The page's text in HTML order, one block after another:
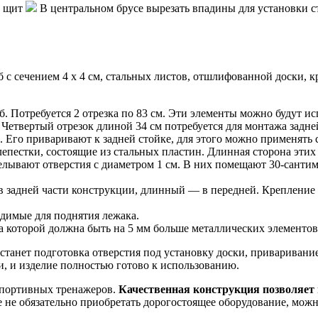
щит
В центральном брусе вырезать впадины для
с сечением 4 х 4 см, стальных листов, отшлифованной
Потребуется 2 отрезка по 83 см. Эти элементы можно будут
отрезок длиной 34 см потребуется для монтажа
приваривают к задней стойке, для этого можно применять
состоящие из стальных пластин. Длинная сторона
отверстия с диаметром 1 см. В них помещают 30-
задней части конструкции, длинный — в передней.
для поднятия лежака.
должна быть на 5 мм больше металлических
подготовка отверстия под установку доски,
и изделие полностью готово к использованию.
тренажеров. Качественная конструкция
обязательно приобретать дорогостоящее оборудование,